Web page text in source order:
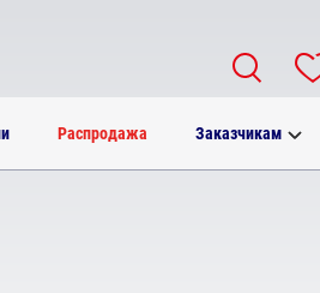
Распродажа Заказчикам